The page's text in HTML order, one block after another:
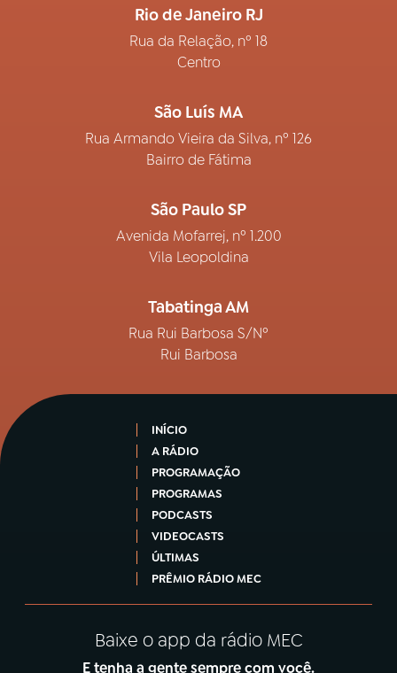
Rio de Janeiro RJ
Rua da Relação, nº 18
Centro
São Luís MA
Rua Armando Vieira da Silva, nº 126
Bairro de Fátima
São Paulo SP
Avenida Mofarrej, nº 1.200
Vila Leopoldina
Tabatinga AM
Rua Rui Barbosa S/Nº
Rui Barbosa
INÍCIO
A RÁDIO
PROGRAMAÇÃO
PROGRAMAS
PODCASTS
VIDEOCASTS
ÚLTIMAS
PRÊMIO RÁDIO MEC
Baixe o app da rádio MEC
E tenha a gente sempre com você.